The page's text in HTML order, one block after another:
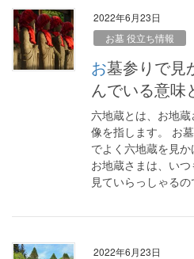
2022年6月23日
お墓 役立ち情報
お墓参りで見かける六地蔵。6体並
んでいる意味
六地蔵とは、お地
像を指します。 お
でよく六地蔵を見
お地蔵さまは、い
見ていらっしゃる
2022年6月23日